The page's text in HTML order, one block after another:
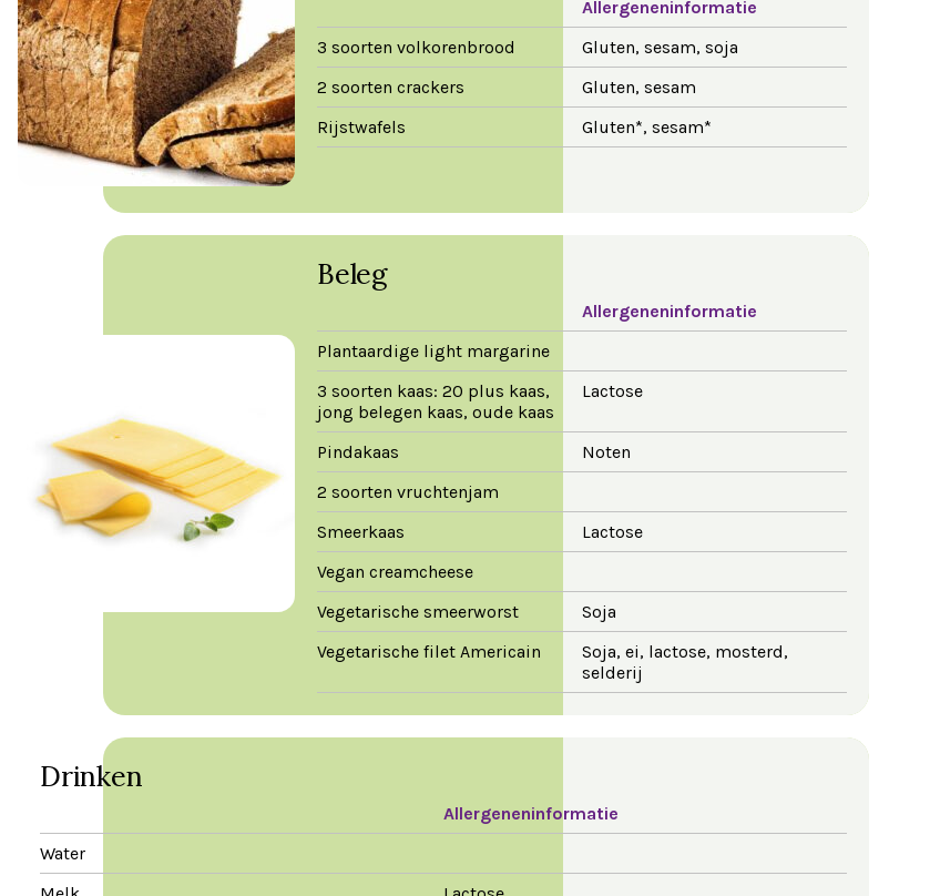
Allergeneninformatie
3 soorten volkorenbrood
Gluten, sesam, soja
2 soorten crackers
Gluten, sesam
Rijstwafels
Gluten*, sesam*
Beleg
Allergeneninformatie
Plantaardige light margarine
3 soorten kaas: 20 plus kaas,
jong belegen kaas, oude kaas
Lactose
Pindakaas
Noten
2 soorten vruchtenjam
Smeerkaas
Lactose
Vegan creamcheese
Vegetarische smeerworst
Soja
Vegetarische filet Americain
Soja, ei, lactose, mosterd,
selderij
Drinken
Allergeneninformatie
Water